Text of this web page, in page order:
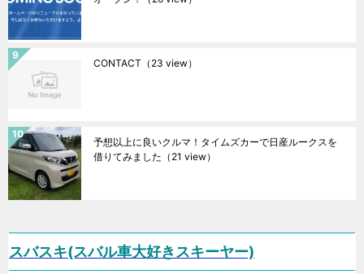
CONTACT （23 view）
予想以上に良いクルマ！タイムズカーで日産ルークスを
借りてみました （21 view）
スバスキ(スバル車大好きスキーヤー)